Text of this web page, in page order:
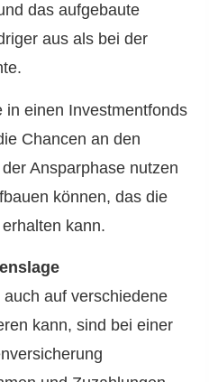
das aufgebaute
aus als bei der
in einen Investmentfonds
Chancen an den
Ansparphase nutzen
können, das die
kann.
auf verschiedene
kann, sind bei einer